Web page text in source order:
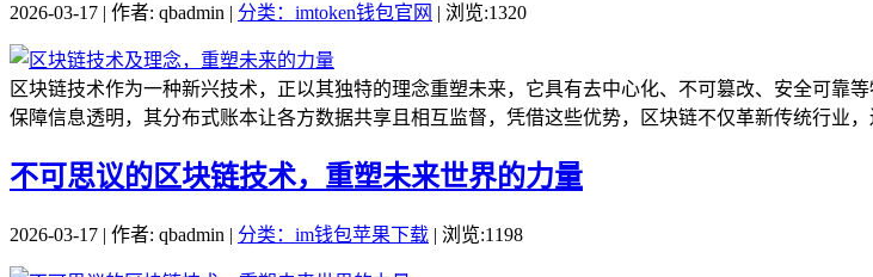
2026-03-17 | 作者: qbadmin | 分类：imtoken钱包官网 | 浏览:1320
区块链技术作为一种新兴技术，正以其独特的理念重塑未来，它具有去中心化、不可篡改、安全可靠
保障信息透明，其分布式账本让各方数据共享且相互监督，凭借这些优势，区块链不仅革新传统行业，
不可思议的区块链技术，重塑未来世界的力量
2026-03-17 | 作者: qbadmin | 分类：im钱包苹果下载 | 浏览:1198